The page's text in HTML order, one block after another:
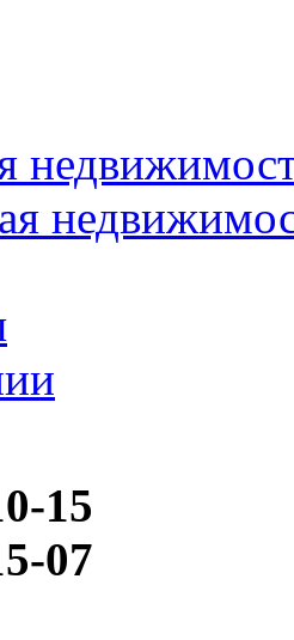
15
07